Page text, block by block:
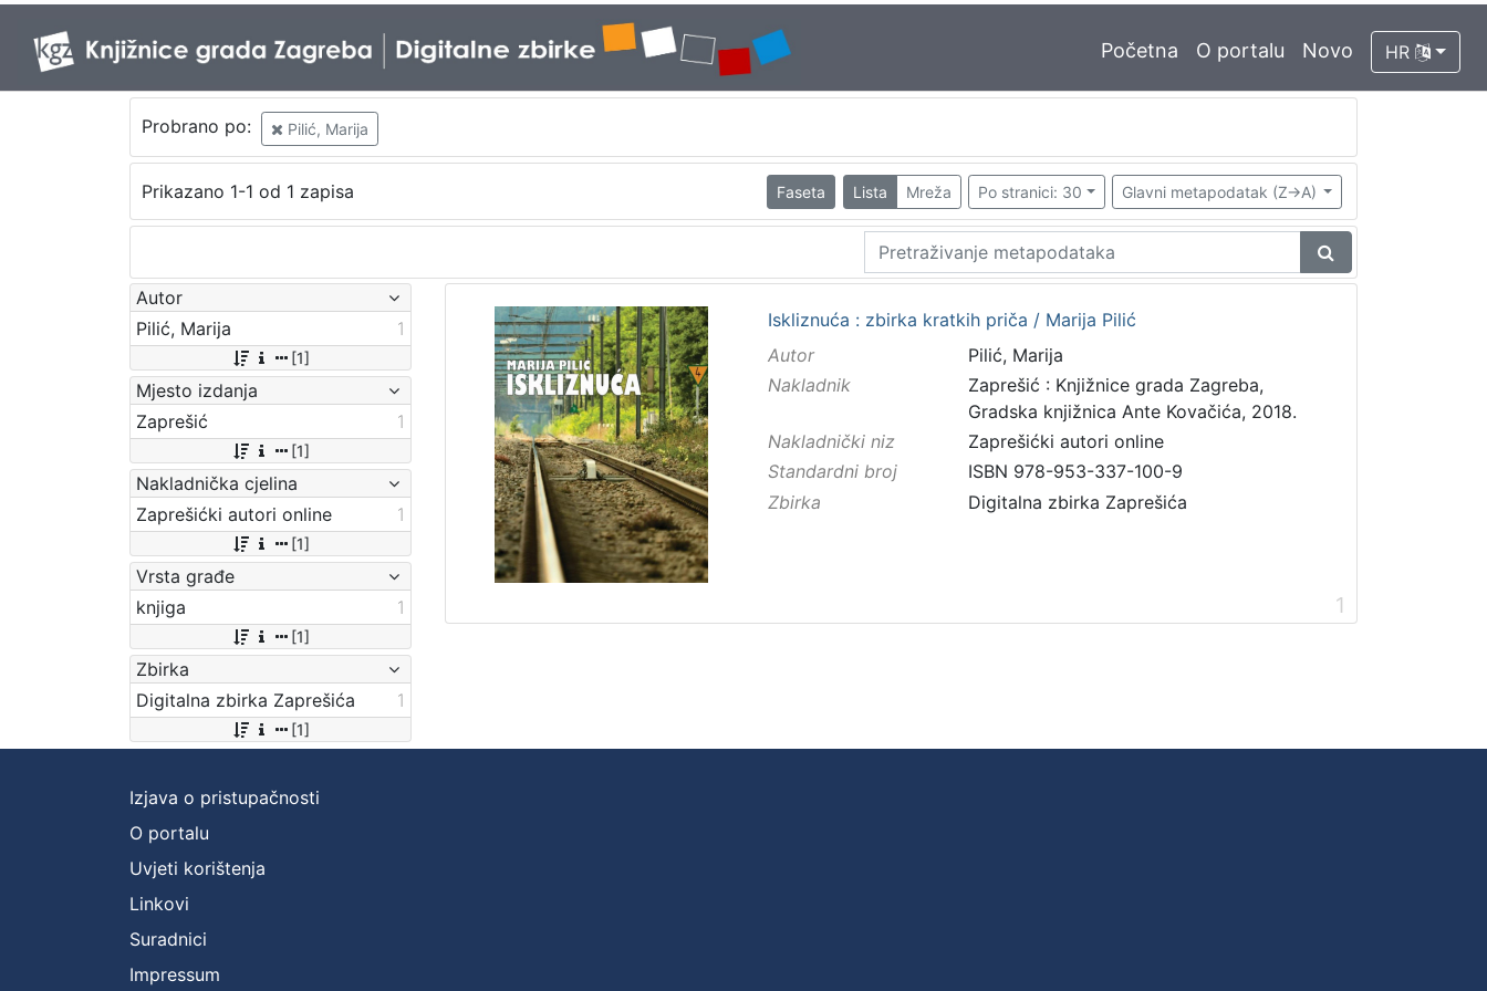
Početna O portalu Novo HR
Probrano po: Pilić, Marija
Prikazano 1-1 od 1 zapisa Faseta Lista Mreža Po stranici: 30 Glavni metapodatak (Z->A)
Autor
Pilić, Marija
1
[1]
Mjesto izdanja
Zaprešić
1
[1]
Nakladnička cjelina
Zaprešićki autori online
1
[1]
Vrsta građe
knjiga
1
[1]
Zbirka
Digitalna zbirka Zaprešića
1
[1]
Iskliznuća : zbirka kratkih priča / Marija Pilić
Autor
Pilić, Marija
Nakladnik
Zaprešić : Knjižnice grada Zagreba,
Gradska knjižnica Ante Kovačića, 2018.
Nakladnički niz
Zaprešićki autori online
Standardni broj
ISBN 978-953-337-100-9
Zbirka
Digitalna zbirka Zaprešića
1
Izjava o pristupačnosti
O portalu
Uvjeti korištenja
Linkovi
Suradnici
Impressum